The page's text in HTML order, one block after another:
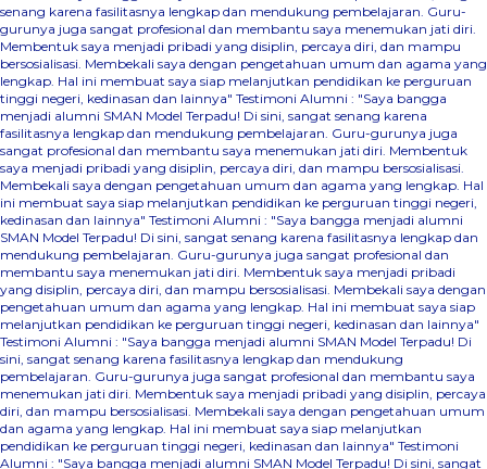
senang karena fasilitasnya lengkap dan mendukung pembelajaran. Guru-
gurunya juga sangat profesional dan membantu saya menemukan jati diri.
Membentuk saya menjadi pribadi yang disiplin, percaya diri, dan mampu
bersosialisasi. Membekali saya dengan pengetahuan umum dan agama yang
lengkap. Hal ini membuat saya siap melanjutkan pendidikan ke perguruan
tinggi negeri, kedinasan dan lainnya" Testimoni Alumni : "Saya bangga
menjadi alumni SMAN Model Terpadu! Di sini, sangat senang karena
fasilitasnya lengkap dan mendukung pembelajaran. Guru-gurunya juga
sangat profesional dan membantu saya menemukan jati diri. Membentuk
saya menjadi pribadi yang disiplin, percaya diri, dan mampu bersosialisasi.
Membekali saya dengan pengetahuan umum dan agama yang lengkap. Hal
ini membuat saya siap melanjutkan pendidikan ke perguruan tinggi negeri,
kedinasan dan lainnya" Testimoni Alumni : "Saya bangga menjadi alumni
SMAN Model Terpadu! Di sini, sangat senang karena fasilitasnya lengkap dan
mendukung pembelajaran. Guru-gurunya juga sangat profesional dan
membantu saya menemukan jati diri. Membentuk saya menjadi pribadi
yang disiplin, percaya diri, dan mampu bersosialisasi. Membekali saya dengan
pengetahuan umum dan agama yang lengkap. Hal ini membuat saya siap
melanjutkan pendidikan ke perguruan tinggi negeri, kedinasan dan lainnya"
Testimoni Alumni : "Saya bangga menjadi alumni SMAN Model Terpadu! Di
sini, sangat senang karena fasilitasnya lengkap dan mendukung
pembelajaran. Guru-gurunya juga sangat profesional dan membantu saya
menemukan jati diri. Membentuk saya menjadi pribadi yang disiplin, percaya
diri, dan mampu bersosialisasi. Membekali saya dengan pengetahuan umum
dan agama yang lengkap. Hal ini membuat saya siap melanjutkan
pendidikan ke perguruan tinggi negeri, kedinasan dan lainnya" Testimoni
Alumni : "Saya bangga menjadi alumni SMAN Model Terpadu! Di sini, sangat